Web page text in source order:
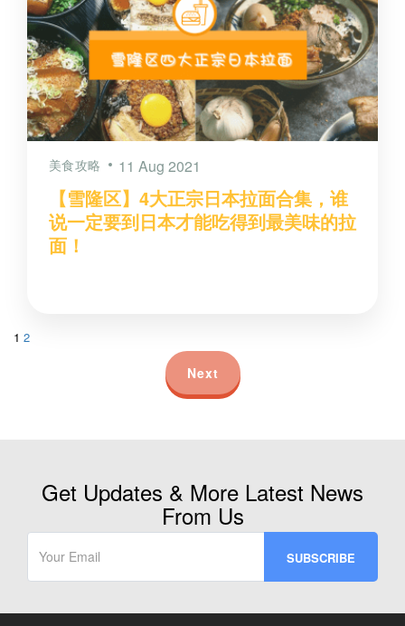
美食攻略 11 Aug 2021
【雪隆区】4大正宗日本拉面合集，谁
说一定要到日本才能吃得到最美味的拉
面！
1 2
Next
Get Updates & More Latest News
From Us